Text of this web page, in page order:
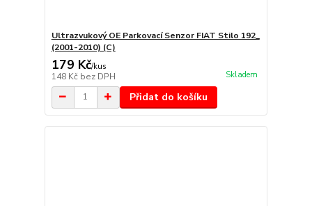
Ultrazvukový OE Parkovací Senzor FIAT Stilo 192_
(2001-2010) (C)
179 Kč/kus
148 Kč bez DPH Skladem
Přidat do košíku